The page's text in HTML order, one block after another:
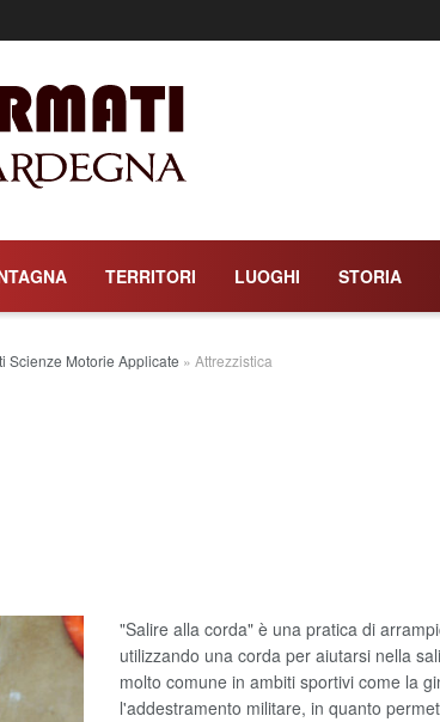
TERRITORI LUOGHI STORIA
Scienze Motorie Applicate » Attrezzistica
"Salire alla corda" è una pratica di
utilizzando una corda per aiutarsi nella
molto comune in ambiti sportivi come la
l'addestramento militare, in quanto